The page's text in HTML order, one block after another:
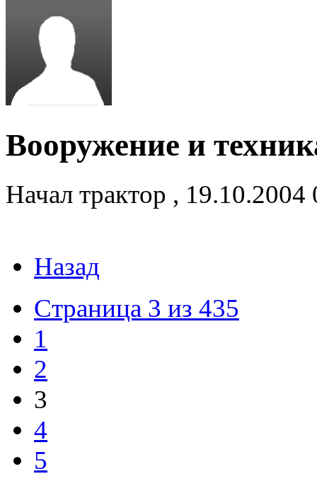
Вооружение и
Начал трактор ,
Назад
Страница 3 из 435
1
2
3
4
5